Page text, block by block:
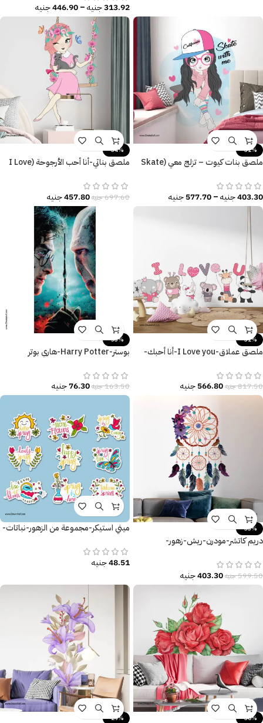
313.92جنيه–
446.90جنيه
-31%
ملصق بنات كيوت – تزلج معي (Skate
403.30جنيه–
577.70جنيه
-34%
ملصق بناتي-أنا أحب الأرجوحة (I Love
697.60جنيه457.80جنيه
-31%
ملصق عملاق-I Love you-أنا أحبك-
817.50جنيه566.80جنيه
-53%
بوستر-Harry Potter-هاري بوتر
163.50جنيه76.30جنيه
-33%
دريم كاتشر-مودرن-ريش-زهور-
Catcher
599.50جنيه403.30جنيه
ميني استيكر-مجموعة من الزهور-نباتات-
48.51جنيه
-30%
-29%